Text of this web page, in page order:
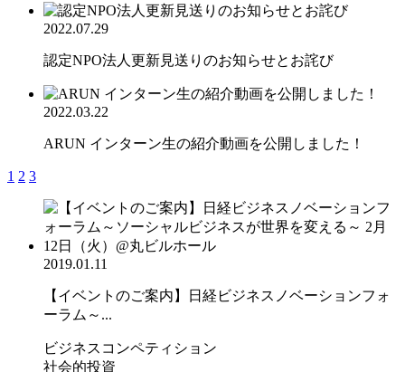
2022.07.29
認定NPO法人更新見送りのお知らせとお詫び
2022.03.22
ARUN インターン生の紹介動画を公開しました！
1 2 3
2019.01.11
【イベントのご案内】日経ビジネスノベーションフォ
ーラム～...
ビジネスコンペティション
社会的投資